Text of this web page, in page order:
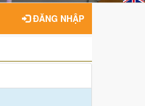
ĐĂNG NHẬP